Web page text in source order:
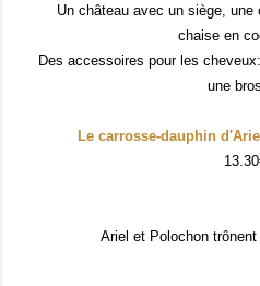
Un château avec un siège,
chaise en
Des accessoires pour les
une
Le carrosse-dauphin
Ariel et Polochon